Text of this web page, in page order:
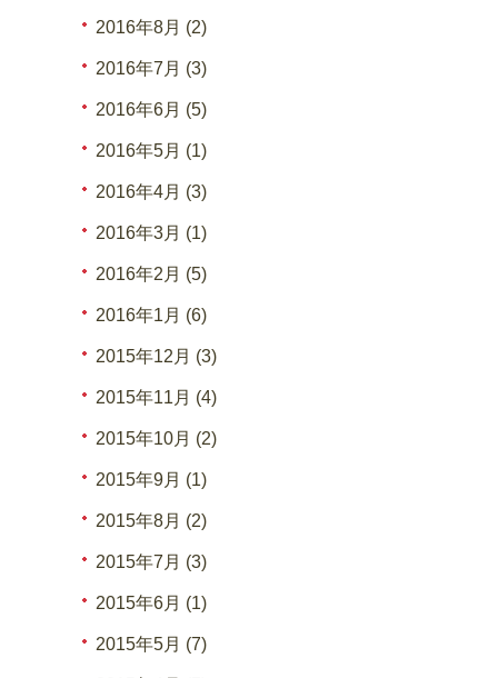
2016年8月 (2)
2016年7月 (3)
2016年6月 (5)
2016年5月 (1)
2016年4月 (3)
2016年3月 (1)
2016年2月 (5)
2016年1月 (6)
2015年12月 (3)
2015年11月 (4)
2015年10月 (2)
2015年9月 (1)
2015年8月 (2)
2015年7月 (3)
2015年6月 (1)
2015年5月 (7)